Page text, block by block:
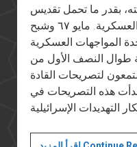
بقدر ما تحمل تقديس
جيش “الدفاع” وغطرسة القوة العسكرية. مايو ٦٧ وشبح
المواجهات العسكرية
طوال النصف الأول من
يستمعون لتصريحات القادة
هذه التصريحات في